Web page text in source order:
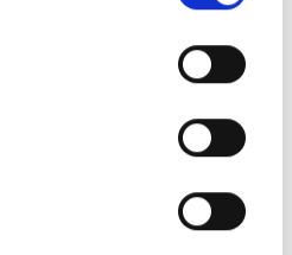
taken op het gebied
de manier waarop we
welke taken we u als
staan stil bij het borgen
van onze dienstverlening.